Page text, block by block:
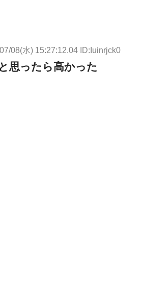
08(水) 15:27:12.04 ID:Iuinrjck0
思ったら高かった